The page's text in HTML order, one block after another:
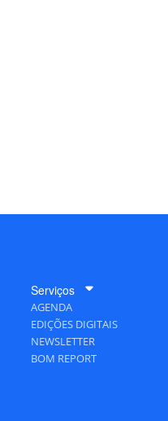
Serviços
AGENDA
EDIÇÕES DIGITAIS
NEWSLETTER
BOM REPORT